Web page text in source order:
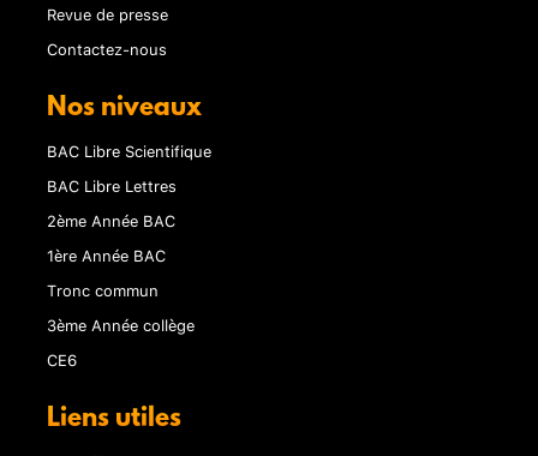
Revue de presse
Contactez-nous
Nos niveaux
BAC Libre Scientifique
BAC Libre Lettres
2ème Année BAC
1ère Année BAC
Tronc commun
3ème Année collège
CE6
Liens utiles